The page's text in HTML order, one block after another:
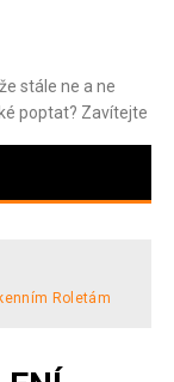
stále ne a ne
poptat? Zavítejte
Roletám